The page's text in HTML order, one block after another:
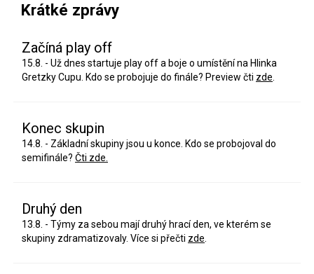
Krátké zprávy
Začíná play off
15.8. - Už dnes startuje play off a boje o umístění na Hlinka
Gretzky Cupu. Kdo se probojuje do finále? Preview čti zde
Konec skupin
14.8. - Základní skupiny jsou u konce. Kdo se probojoval do
semifinále? Čti zde.
Druhý den
13.8. - Týmy za sebou mají druhý hrací den, ve kterém se
skupiny zdramatizovaly. Více si přečti zde